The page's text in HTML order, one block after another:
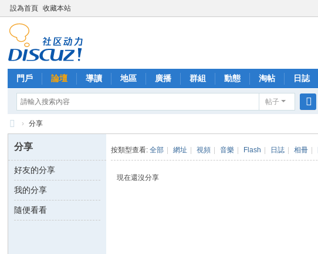
設為首頁 收藏本站
門戶 論壇 導讀 地區 廣播 群組 動態 淘帖 日誌
帖子
索
西
里
外
送
茶
› 分享
分享
好友的分享
我的分享
隨便看看
按類型查看:全部 網址 視頻 音樂 Flash 日誌 相冊
現在還沒分享